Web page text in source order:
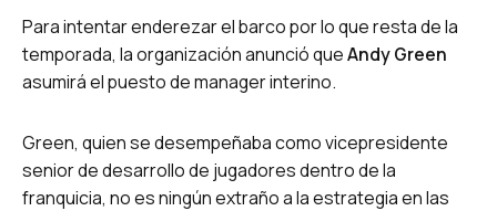
Para intentar enderezar el barco por lo que resta de la
temporada, la organización anunció queAndy Green
asumirá el puesto de manager interino.
Green, quien se desempeñaba como vicepresidente
senior de desarrollo de jugadores dentro de la
franquicia, no es ningún extraño a la estrategia en las